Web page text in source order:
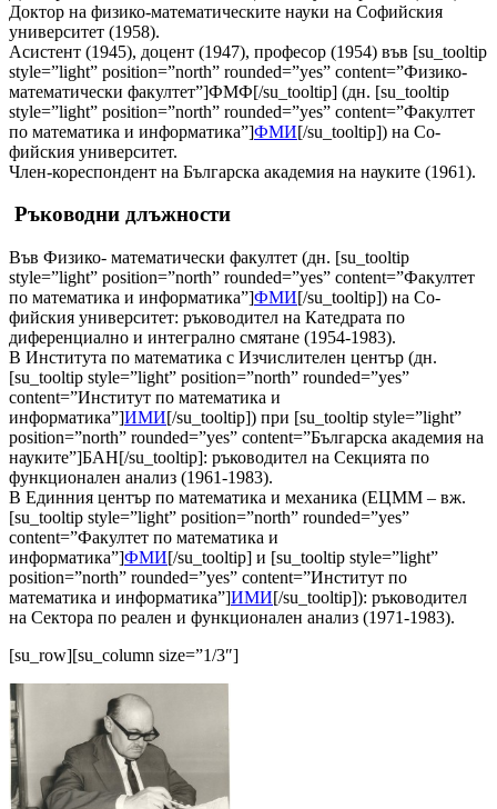
Доктор на физико-математическите науки на Софийския
университет (1958).
Асистент (1945), доцент (1947), професор (1954) във [su_tooltip
style=”light” position=”north” rounded=”yes” content=”Физико-
математически факултет”]ФМФ[/su_tooltip] (дн. [su_tooltip
style=”light” position=”north” rounded=”yes” content=”Факултет
по математика и информатика”]ФМИ[/su_tooltip]) на Со­
фийския университет.
Член-корес­пондент на Българска академия на науките (1961).
Ръководни длъжности
Във Физико- математически факултет (дн. [su_tooltip
style=”light” position=”north” rounded=”yes” content=”Факултет
по математика и информатика”]ФМИ[/su_tooltip]) на Со­
фийския университет: ръководител на Катедрата по
диференциално и интегрално смятане (1954-1983).
В Института по математика с Изчислителен център (дн.
[su_tooltip style=”light” position=”north” rounded=”yes”
content=”Институт по математика и
информатика”]ИМИ[/su_tooltip]) при [su_tooltip style=”light”
position=”north” rounded=”yes” content=”Българска академия на
науките”]БАН[/su_tooltip]: ръководител на Секцията по
функционален анализ (1961-1983).
В Единния център по математика и механика (ЕЦММ – вж.
[su_tooltip style=”light” position=”north” rounded=”yes”
content=”Факултет по математика и
информатика”]ФМИ[/su_tooltip] и [su_tooltip style=”light”
position=”north” rounded=”yes” content=”Институт по
математика и информатика”]ИМИ[/su_tooltip]): ръководител
на Сектора по реален и функционален анализ (1971-1983).
[su_row][su_column size=”1/3″]